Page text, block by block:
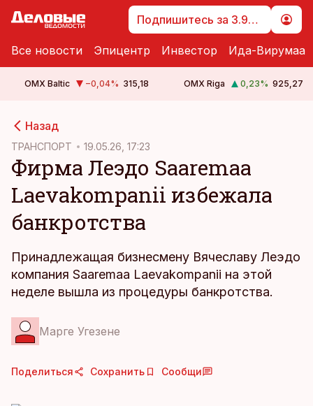
Подпишитесь за 3.99 €
Все новости Эпицентр Инвестор Ида-Вирумаа
OMX Baltic −0,04% 315,18 OMX Riga 0,23% 925,27
Назад
ТРАНСПОРТ 19.05.26, 17:23
Фирма Леэдо Saaremaa
Laevakompanii избежала
банкротства
Принадлежащая бизнесмену Вячеславу Леэдо
компания Saaremaa Laevakompanii на этой
неделе вышла из процедуры банкротства.
Марге Угезене
Поделиться Сохранить Сообщи